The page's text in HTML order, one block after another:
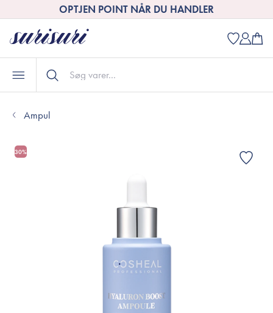
OPTJEN POINT NÅR DU HANDLER
Ampul
30%